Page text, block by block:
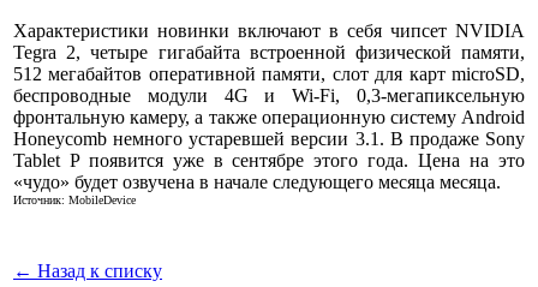
Характеристики новинки включают в себя чипсет NVIDIA
Tegra 2, четыре гигабайта встроенной физической памяти,
512 мегабайтов оперативной памяти, слот для карт microSD,
беспроводные модули 4G и Wi-Fi, 0,3-мегапиксельную
фронтальную камеру, а также операционную систему Android
Honeycomb немного устаревшей версии 3.1. В продаже Sony
Tablet P появится уже в сентябре этого года. Цена на это
«чудо» будет озвучена в начале следующего месяца месяца.
Источник: MobileDevice
← Назад к списку